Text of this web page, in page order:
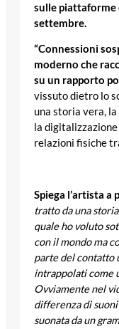
sulle piattaforme
settembre.
“Connessioni
moderno che
su un rapporto
vissuto dietro lo
una storia vera,
la
relazioni fisiche
Spiega l’artista a
tratto da una
quale ho voluto
con il mondo ma
parte del contatto
intrappolati come
Ovviamente nel
differenza di
suonata da un